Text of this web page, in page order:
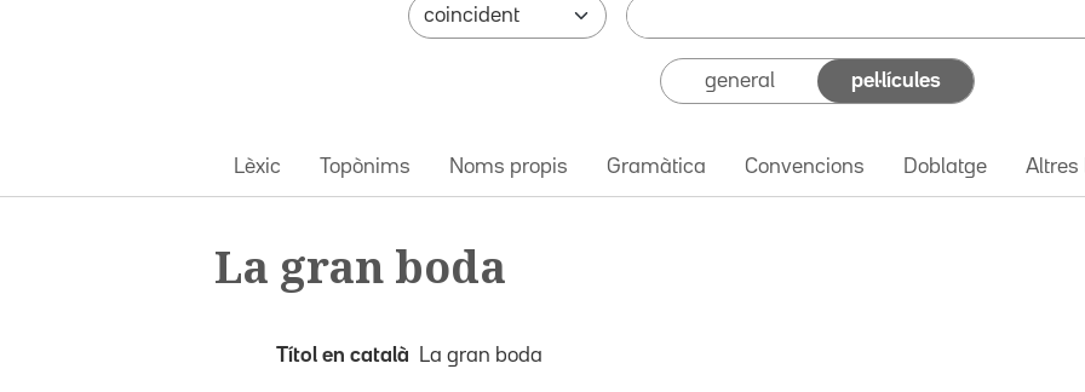
general pel·lícules
Lèxic Topònims Noms propis Gramàtica Convencions Doblatge Altres
La gran boda
Títol en català La gran boda